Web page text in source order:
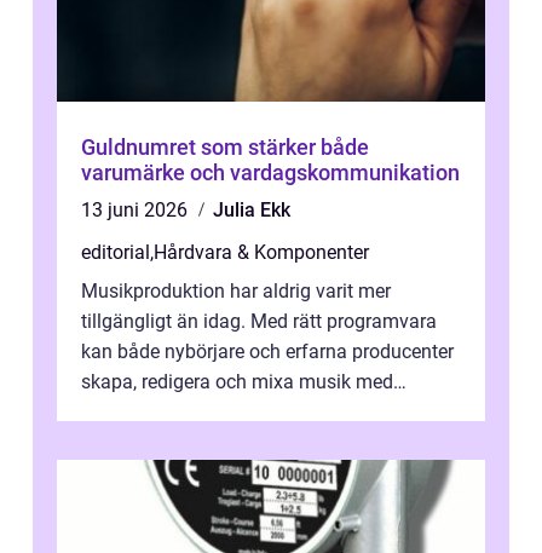
Guldnumret som stärker både
varumärke och vardagskommunikation
13 juni 2026
Julia Ekk
editorial,Hårdvara & Komponenter
Musikproduktion har aldrig varit mer
tillgängligt än idag. Med rätt programvara
kan både nybörjare och erfarna producenter
skapa, redigera och mixa musik med